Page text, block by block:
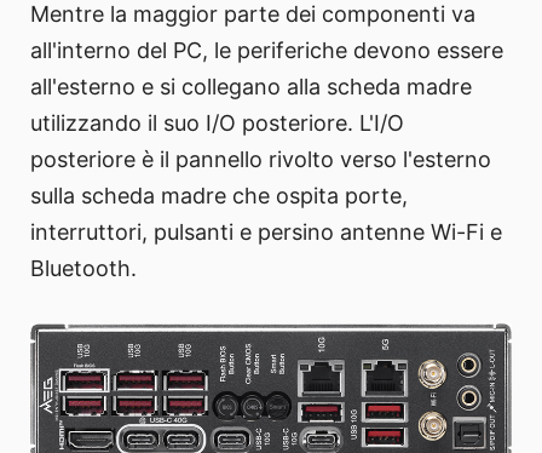
Mentre la maggior parte dei componenti va
all'interno del PC, le periferiche devono essere
all'esterno e si collegano alla scheda madre
utilizzando il suo I/O posteriore. L'I/O
posteriore è il pannello rivolto verso l'esterno
sulla scheda madre che ospita porte,
interruttori, pulsanti e persino antenne Wi-Fi e
Bluetooth.